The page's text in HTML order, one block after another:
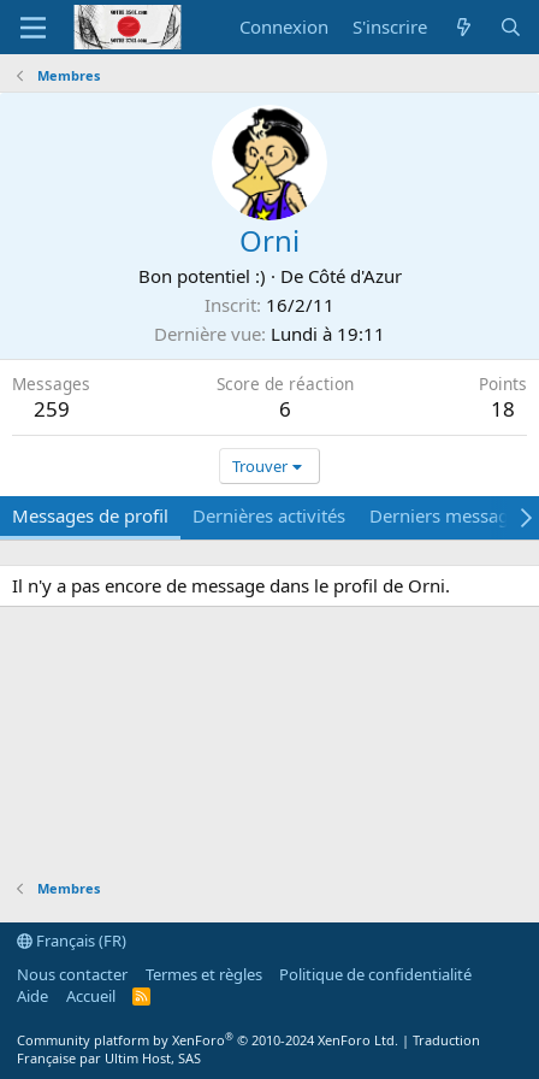
Connexion S'inscrire
Membres
Orni
Bon potentiel :) · De Côté d'Azur
Inscrit 16/2/11
Dernière vue Lundi à 19:11
Messages
259
Score de réaction
6
Points
18
Trouver
Messages de profil Dernières activités Derniers messages
Il n'y a pas encore de message dans le profil de Orni.
Membres
Français (FR)
Nous contacter
Termes et règles
Politique de confidentialité
Aide
Accueil
R
Community platform by XenForo® © 2010-2024 XenForo Ltd. | Traduction
Française par Ultim Host, SAS